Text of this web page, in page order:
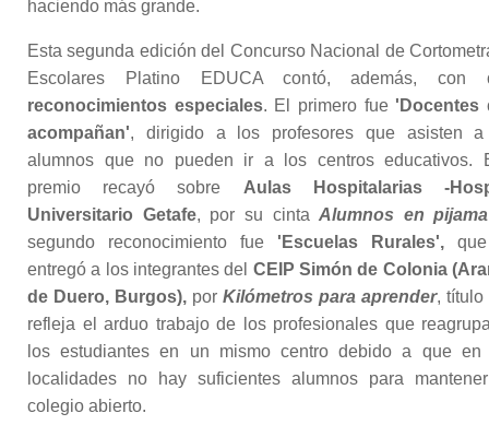
haciendo más grande.
Esta segunda edición del Concurso Nacional de
Escolares Platino EDUCA contó, además, con
reconocimientos especiales. El primero fue'Docentes
acompañan', dirigido a los profesores que asisten
alumnos que no pueden ir a los centros educativos.
premio recayó sobre
Aulas Hospitalarias -
Universitario Getafe, por su cintaAlumnos en pijama
segundo reconocimiento fue 'Escuelas Rurales',
entregó a los integrantes del CEIP Simón de Colonia
de Duero, Burgos), por Kilómetros para aprender, título
refleja el arduo trabajo de los profesionales que
los estudiantes en un mismo centro debido a que en
localidades no hay suficientes alumnos para
colegio abierto.